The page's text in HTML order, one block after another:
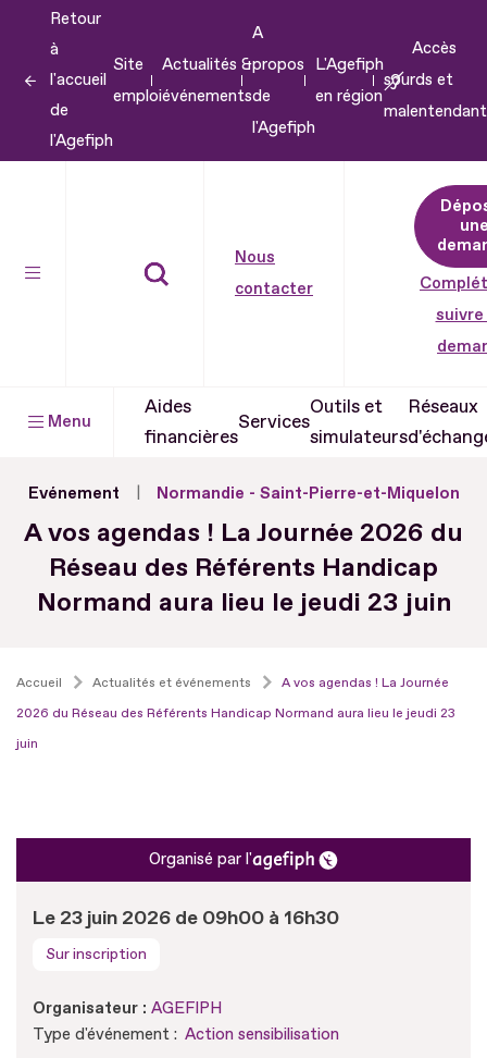
contenu
Retour
à
l'accueil
de
l'Agefiph
Site
emploi
Actualités &
événements
A
propos
de
l'Agefiph
L'Agefiph
en région
Accès
sourds et
Nous
contacter
suivre
Menu
Aides
financières
Services
Outils et
simulateurs
Réseaux
Evénement Normandie - Saint-Pierre-et-Miquelon
A vos agendas ! La Journée 2026 du
Réseau des Référents Handicap
Normand aura lieu le jeudi 23 juin
Accueil Actualités et événements
A vos agendas ! La Journée
2026 du Réseau des Référents Handicap Normand aura lieu le jeudi 23
juin
Organisé par l'
Le 23 juin 2026 de 09h00 à 16h30
Sur inscription
Organisateur : AGEFIPH
Type d'événement : Action sensibilisation